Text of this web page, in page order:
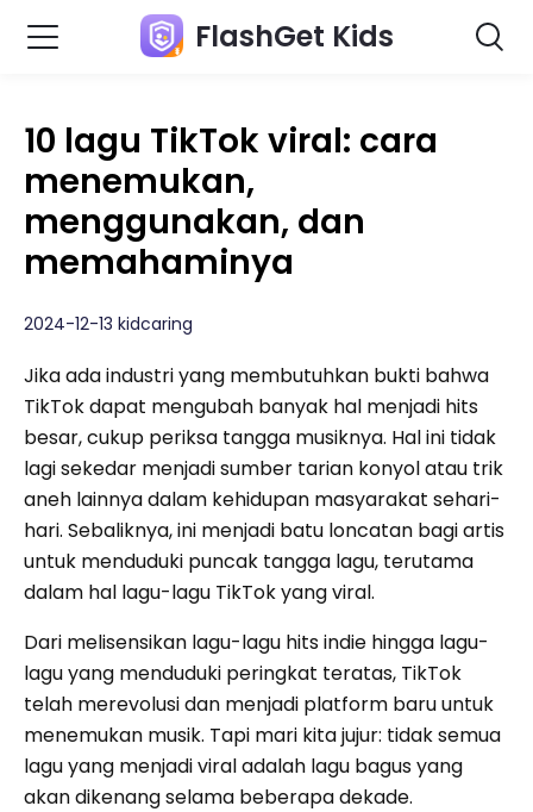
FlashGet Kids
10 lagu TikTok viral: cara
menemukan,
menggunakan, dan
memahaminya
2024-12-13 kidcaring
Jika ada industri yang membutuhkan bukti bahwa
TikTok dapat mengubah banyak hal menjadi hits
besar, cukup periksa tangga musiknya. Hal ini tidak
lagi sekedar menjadi sumber tarian konyol atau trik
aneh lainnya dalam kehidupan masyarakat sehari-
hari. Sebaliknya, ini menjadi batu loncatan bagi artis
untuk menduduki puncak tangga lagu, terutama
dalam hal lagu-lagu TikTok yang viral.
Dari melisensikan lagu-lagu hits indie hingga lagu-
lagu yang menduduki peringkat teratas, TikTok
telah merevolusi dan menjadi platform baru untuk
menemukan musik. Tapi mari kita jujur: tidak semua
lagu yang menjadi viral adalah lagu bagus yang
akan dikenang selama beberapa dekade.